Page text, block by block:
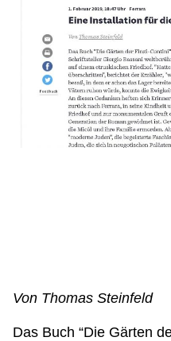
IL NOSTRO STAFF
EDUCAZIONE
SCUOLE
INSEGNANTI
GIOVANI, ADULTI
CULTURA EBRAICA
CAPIRE L’EBRAISMO
CALENDARIO & FESTIVITÀ
OGGETTI & SIMBOLI
IL CICLO DELLA VITA
SHOAH
Von Thomas Steinfeld
Das Buch “Die Gärten